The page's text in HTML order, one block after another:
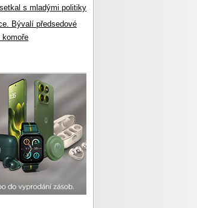
s mladými politiky
Bývalí předsedové